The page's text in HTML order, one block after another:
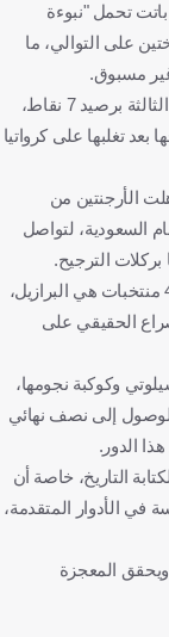
باتت تحمل "نبوءة
على التوالي، ما
مسبوق.
ففي مونديال روسيا 2018، تصدرت فرنسا المجموعة الثالثة برصيد 7 نقاط،
تغلبها على كرواتيا
مونديال قطر 2022، حين تأهلت الأرجنتين من
السعودية، لتواصل
الترجيح.
واليوم، يتنافس في المجموعة الثالثة بمونديال 2026 4 منتخبات هي البرازيل،
الحقيقي على
وكوكبة نجومها،
إلى نصف نهائي
التاريخ، خاصة أن
في الأدوار المتقدمة،
المعجزة